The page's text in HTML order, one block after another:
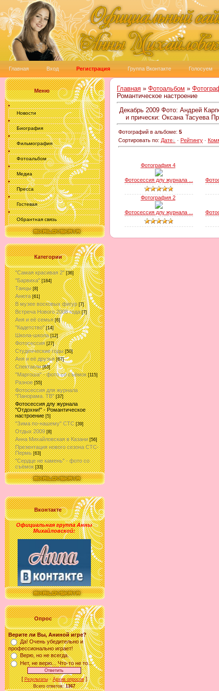
Главная Вход Регистрация Группа Вконтакте Голосуем
Меню
Новости
Биография
Фильмография
Фотоальбом
Медиа
Пресса
Гостевая
Обрантная связь
Категории
"Самая красивая 2" [36]
"Барвиха" [184]
Танцы [8]
Анюта [61]
В музее восковых фигур [7]
Встреча Нового 2008 года [7]
Аня и её семья [6]
"Кадетство" [14]
Школа-школа [12]
Фотосессия [27]
Студенческие годы [50]
Аня и её друзья [67]
Спектакли [63]
"Маргоша" - фото со съёмок [115]
Разное [55]
Фотосессия для журнала
"Панорама. ТВ" [37]
Фотосессия длу журнала
"Отдохни!" - Романтическое
настроение [5]
"Зима по-нашему" СТС [39]
Отдых 2009 [8]
Анна Михайловская в Казани [56]
Презентация нового сезона СТС-
Пермь [63]
"Сердце не камень" - фото со
съёмок [33]
Вконтакте
Официальная группа Анны
Михайловской:
Опрос
Верите ли Вы, Аниной игре?
Да! Очень убедительно и
профессионально играет!
Верю, но не всегда.
Нет, не верю... Что-то не то...
[Результаты·Архив опросов]
Всего ответов:1367
Главная » Фотоальбом »
Романтическое настроение
Декабрь 2009 Фото: Андрей
и прически: Оксана Тасуева
Фотографий в альбоме: 5
Сортировать по: Дате · Рейтингу ·
Фотография 4
Фотосессия длу журнала ...
Фотография 2
Фотосессия длу журнала ...